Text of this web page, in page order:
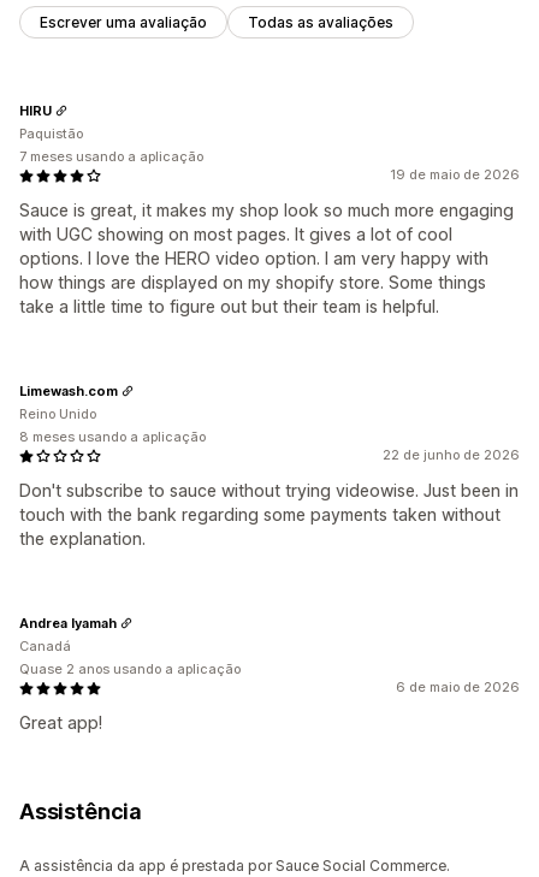
Escrever uma avaliação Todas as avaliações
19 de maio de 2026
Sauce is great, it makes my shop look so much more engaging
with UGC showing on most pages. It gives a lot of cool
options. I love the HERO video option. I am very happy with
how things are displayed on my shopify store. Some things
take a little time to figure out but their team is helpful.
HIRU
Paquistão
7 meses usando a aplicação
22 de junho de 2026
Don't subscribe to sauce without trying videowise. Just been in
touch with the bank regarding some payments taken without
the explanation.
Limewash.com
Reino Unido
8 meses usando a aplicação
6 de maio de 2026
Great app!
Andrea Iyamah
Canadá
Quase 2 anos usando a aplicação
Assistência
A assistência da app é prestada por Sauce Social Commerce.